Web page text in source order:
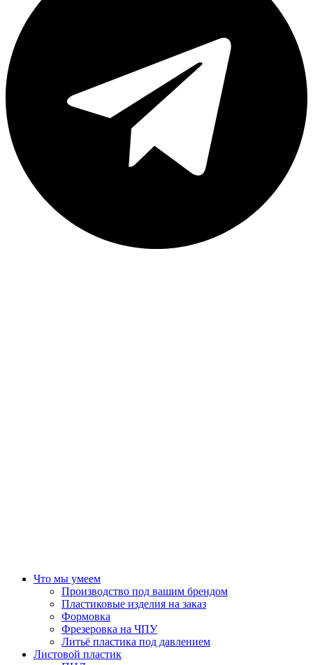
Что мы умеем
Производство под вашим брендом
Пластиковые изделия на заказ
Формовка
Фрезеровка на ЧПУ
Литьё пластика под давлением
Листовой пластик